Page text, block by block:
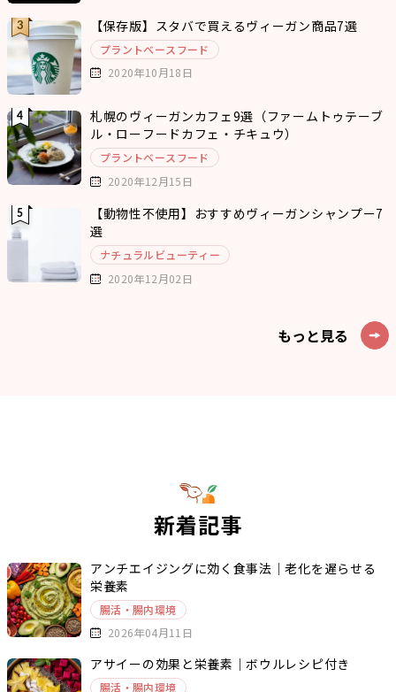
【保存版】スタバで買えるヴィーガン商品7選
プラントベースフード
2020年10月18日
札幌のヴィーガンカフェ9選（ファームトゥテーブ
ル・ローフードカフェ・チキュウ）
プラントベースフード
2020年12月15日
【動物性不使用】おすすめヴィーガンシャンプー7
選
ナチュラルビューティー
2020年12月02日
もっと見る
新着記事
アンチエイジングに効く食事法｜老化を遅らせる
栄養素
腸活・腸内環境
2026年04月11日
アサイーの効果と栄養素｜ボウルレシピ付き
腸活・腸内環境